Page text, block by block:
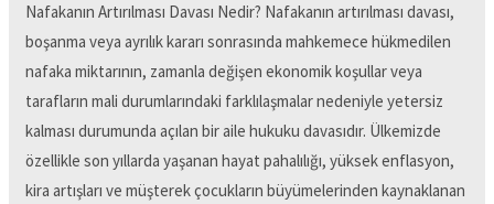
Nafakanın Artırılması Davası Nedir? Nafakanın artırılması davası,
boşanma veya ayrılık kararı sonrasında mahkemece hükmedilen
nafaka miktarının, zamanla değişen ekonomik koşullar veya
tarafların mali durumlarındaki farklılaşmalar nedeniyle yetersiz
kalması durumunda açılan bir aile hukuku davasıdır. Ülkemizde
özellikle son yıllarda yaşanan hayat pahalılığı, yüksek enflasyon,
kira artışları ve müşterek çocukların büyümelerinden kaynaklanan